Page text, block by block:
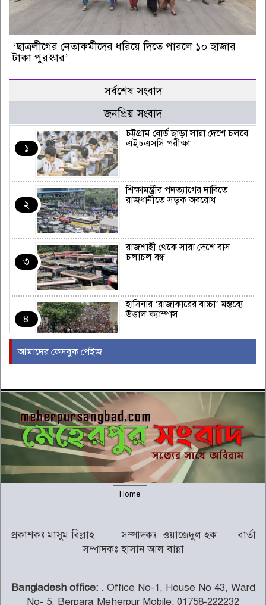
‘ছাত্রলীগের নেতাকর্মীদের ধরিয়ে দিতে পারলে ১০ হাজার
টাকা পুরস্কার’
সর্বশেষ সংবাদ
জনপ্রিয় সংবাদ
১
চট্টগ্রাম বোর্ড ছাড়া সারা দেশে চলবে
এইচএসসি পরীক্ষা
২
শিক্ষামন্ত্রীর পদত্যাগের দাবিতে
রাজধানীতে সড়ক অবরোধ
৩
রাজশাহী থেকে সারা দেশে বাস
চলাচল বন্ধ
৪
হাসিনার ‘রাজাকারের বাচ্চা’ মন্তব্যে
উত্তাল ক্যাম্পাস
৬
বন্যায় সাপের উপদ্রব বাড়ছে, চট্টগ্রামে
৭ দিনে কামড়ের শিকার ৯৩ জন
গালর্স কলেজে শিক্ষকতা করায় পদ
হারালেন কুষ্টিয়া জেলা জামায়াতের
সেক্রেটারি
চট্টগ্রামের পাঁচ জেলায় ভূমিধসের
সতর্কতা
থামছে না পাহাড়ে বানভাসিদের কান্না
আমাদের ফেসবুক পেইজ
Home
প্রকাশকঃ মাসুম বিল্লাহ সম্পাদকঃ ওয়াজেদুল হক বার্তা
সম্পাদকঃ হাসান আল বান্না
Bangladesh office:. Office No-1, House No 43, Ward
No- 5, Berpara Meherpur Mobile: 01758-222232